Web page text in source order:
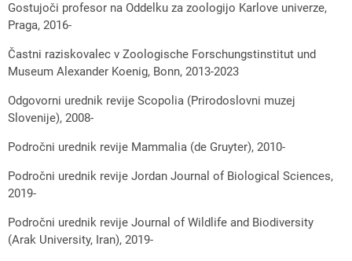
Gostujoči profesor na Oddelku za zoologijo Karlove univerze,
Praga, 2016-
Častni raziskovalec v Zoologische Forschungstinstitut und
Museum Alexander Koenig, Bonn, 2013-2023
Odgovorni urednik revije Scopolia (Prirodoslovni muzej
Slovenije), 2008-
Področni urednik revije Mammalia (de Gruyter), 2010-
Področni urednik revije Jordan Journal of Biological Sciences,
2019-
Področni urednik revije Journal of Wildlife and Biodiversity
(Arak University, Iran), 2019-